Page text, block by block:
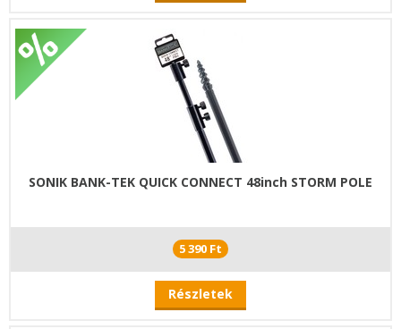
SONIK BANK-TEK QUICK CONNECT 48inch STORM POLE
5 390 Ft
Részletek